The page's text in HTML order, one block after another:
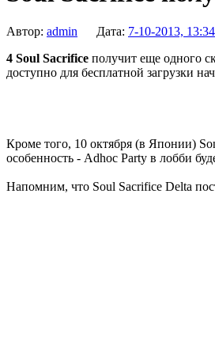
Автор: admin Дата: 7-10-2013, 13:34
4 Soul Sacrifice получит еще одного
доступно для бесплатной загрузки
Кроме того, 10 октября (в Японии)
особенность - Adhoc Party в лобби
Напомним, что Soul Sacrifice Delta